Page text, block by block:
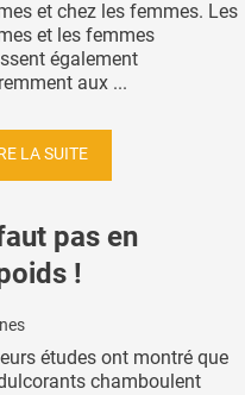
et chez les femmes. Les
et les femmes
également
aux ...
LA SUITE
pas en
!
études ont montré que
chamboulent